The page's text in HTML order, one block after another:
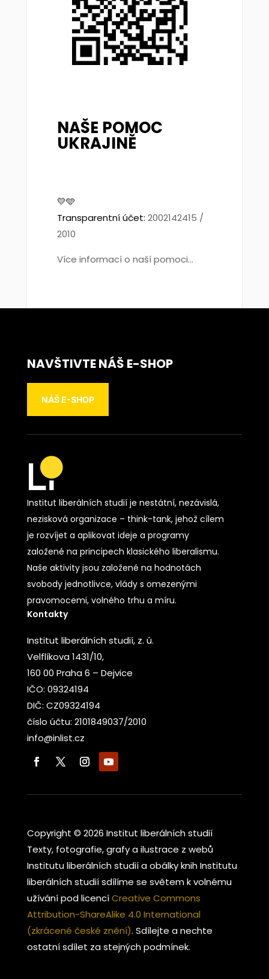
NAŠE POMOC
UKRAJINĚ
💛🩵
Transparentní účet: 2002142415 /
2010
Více informací o naší pomoci...
NAVŠTIVTE NÁŠ E-SHOP
NÁŠ E-SHOP
Institut liberálních studií je nestátní, nezávislá,
nezisková organizace – think-tank, jehož cílem
je rozvíjet a aplikovat ideje a programy
založené na principech klasického liberalismu.
Naše aktivity jsou založené na hodnotách
svobody jednotlivce, vlády s omezenými
pravomocemi, volného trhu a míru.
Kontakty
Institut liberálních studií, z. ú.
Velflíkova 1431/10,
160 00 Praha 6 – Dejvice
IČO: 09324194
DIČ: CZ09324194
číslo účtu: 2101849037/2010
info@inlist.cz
Copyright © 2026 Institut liberálních studií
Texty, fotografie, grafy a ilustrace z webů
Institutu liberálních studií a obálky knih Institutu
liberálních studií sdílíme se světem k volnému
užívání pod licencíCreative Commons
Attribution-ShareAlike 4.0 International
(zkrácené české znění). Sdílejte a nechte
ostatní sdílet za stejných podmínek.